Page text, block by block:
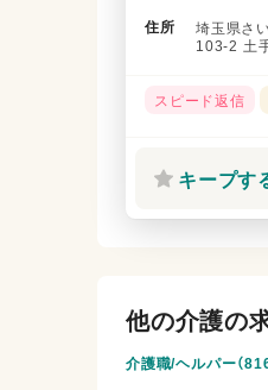
住所
埼玉県さ
103-2 土
スピード返信
キープす
他の介護の
介護職/ヘルパー（